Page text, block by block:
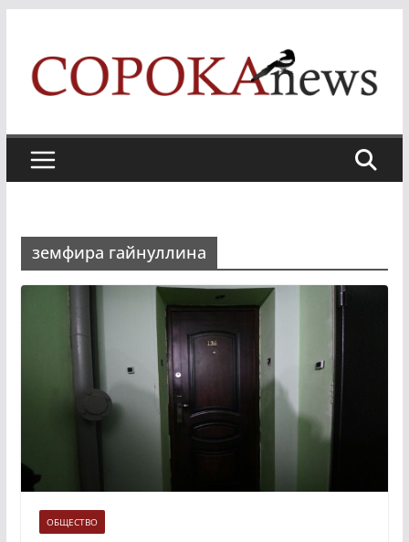
content
земфира гайнуллина
ОБЩЕСТВО